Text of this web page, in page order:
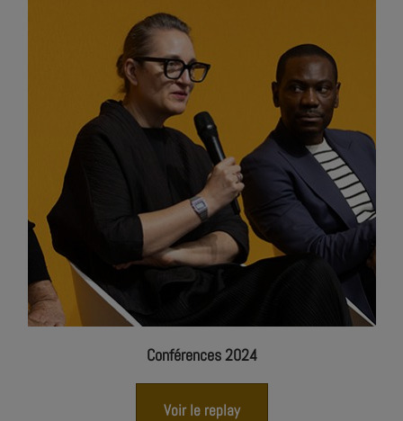
Conférences 2024
Voir le replay